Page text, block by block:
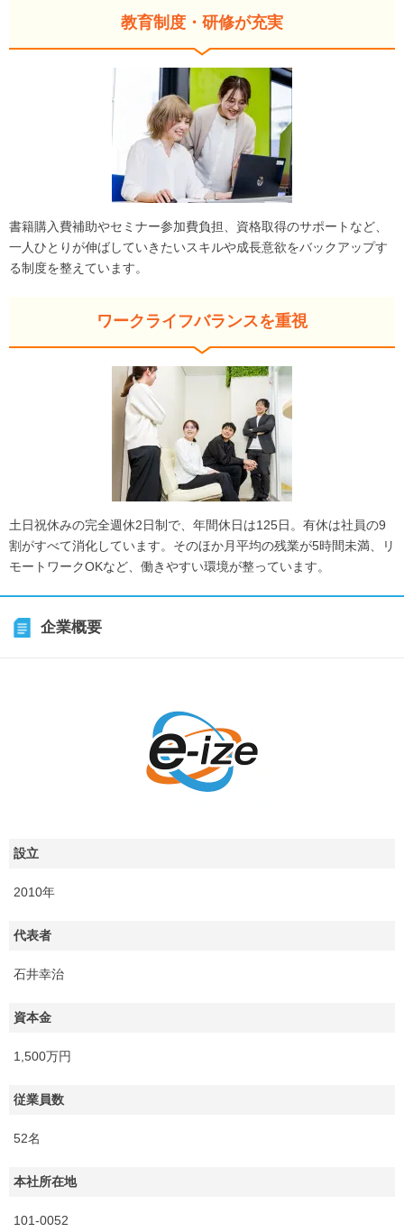
教育制度・研修が充実
書籍購入費補助やセミナー参加費負担、資格取得のサポートなど、
一人ひとりが伸ばしていきたいスキルや成長意欲をバックアップす
る制度を整えています。
ワークライフバランスを重視
土日祝休みの完全週休2日制で、年間休日は125日。有休は社員の9
割がすべて消化しています。そのほか月平均の残業が5時間未満、リ
モートワークOKなど、働きやすい環境が整っています。
企業概要
設立
2010年
代表者
石井幸治
資本金
1,500万円
従業員数
52名
本社所在地
101-0052